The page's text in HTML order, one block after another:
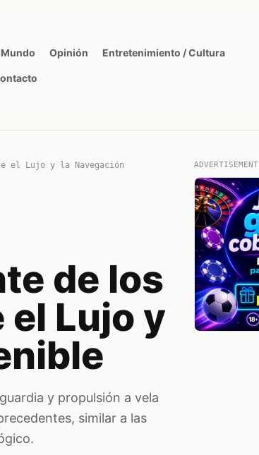
Mundo Opinión Entretenimiento / Cultura
el Lujo y la Navegación
de los
el Lujo y
y propulsión a vela
similar a las
ADVERTISEMENT